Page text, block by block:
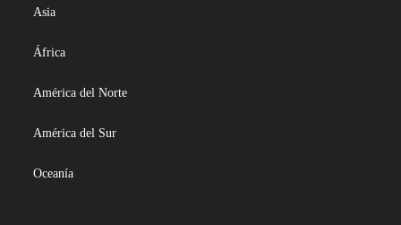
Asia
África
América del Norte
América del Sur
Oceanía